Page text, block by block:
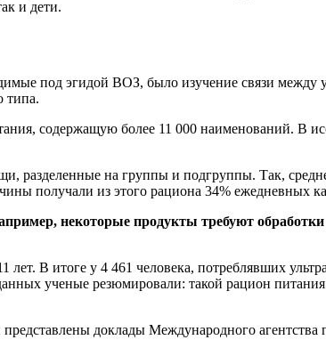
и дети.
под эгидой ВОЗ, было изучение связи между
типа.
содержащую более 11 000 наименований. В
разделенные на группы и подгруппы. Так,
получали из этого рациона 34%
некоторые продукты требуют
В итоге у 4 461 человека, потреблявших
ученые резюмировали: такой рацион
доклады Международного агентства